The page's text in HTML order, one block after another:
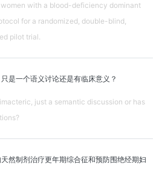
with a blood-deficiency dominant
for a randomized, double-blind,
pilot trial.
是一个语义讨论还是有临床意义？
just a semantic discussion or has
然制剂治疗更年期综合征和预防围绝经期妇